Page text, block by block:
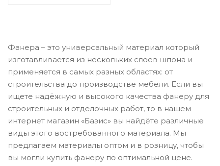
Фанера – это универсальный материал который
изготавливается из нескольких слоев шпона и
применяется в самых разных областях: от
строительства до производстве мебели. Если вы
ищете надёжную и высокого качества фанеру для
строительных и отделочных работ, то в нашем
интернет магазин «Базис» вы найдёте различные
виды этого востребованного материала. Мы
предлагаем материалы оптом и в розницу, чтобы
вы могли купить фанеру по оптимальной цене.